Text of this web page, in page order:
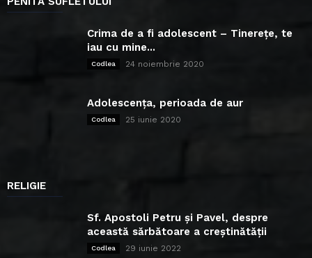
Crima de a fi adolescent – Tinerețe, te
iau cu mine...
Codlea 24 noiembrie 2020
Adolescența, perioada de aur
Codlea 25 iunie 2020
RELIGIE
Sf. Apostoli Petru și Pavel, despre
această sărbătoare a creștinătății
Codlea 29 iunie 2022